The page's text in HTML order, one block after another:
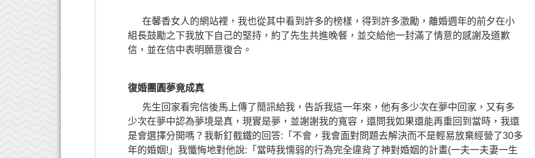
在馨香女人的網站裡，我也從其中看到許多的榜樣，得到許多激勵，離婚週年的前夕在小
組長鼓勵之下我放下自己的堅持，約了先生共進晚餐，並交給他一封滿了情意的感謝及道歉
信，並在信中表明願意復合。
復婚團圓夢竟成真
先生回家看完信後馬上傳了簡訊給我，告訴我這一年來，他有多少次在夢中回家，又有多
少次在夢中認為夢境是真，現實是夢，並謝謝我的寬容，還問我如果還能再重回到當時，我還
是會選擇分開嗎？我斬釘截鐵的回答:「不會，我會面對問題去解決而不是輕易放棄經營了30多
年的婚姻!」我懺悔地對他說:「當時我懦弱的行為完全違背了神對婚姻的計畫(一夫一夫妻一生